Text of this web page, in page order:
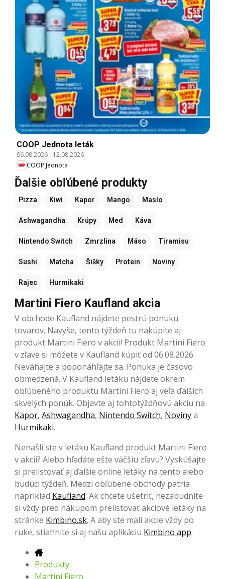
COOP Jednota leták
06.08.2026- 12.08.2026
COOP Jednota
Ďalšie obľúbené produkty
Pizza Kiwi Kapor Mango Maslo
Ashwagandha Krúpy Med Káva
Nintendo Switch Zmrzlina Mäso Tiramisu
Sushi Matcha Šišky Protein Noviny
Rajec Hurmikaki
Martini Fiero Kaufland akcia
V obchode Kaufland nájdete pestrú ponuku
tovarov. Navyše, tento týždeň tu nakúpite aj
produkt Martini Fiero v akcii! Produkt Martini Fiero
v zľave si môžete v Kaufland kúpiť od 06.08.2026.
Neváhajte a poponáhľajte sa. Ponuka je časovo
obmedzená. V Kaufland letáku nájdete okrem
obľúbeného produktu Martini Fiero aj veľa ďalších
skvelých ponúk. Objavte aj tohtotýždňovú akciu na
Kapor, Ashwagandha, Nintendo Switch, Novinya
Hurmikaki.
Nenašli ste v letáku Kaufland produkt Martini Fiero
v akcii? Alebo hľadáte ešte väčšiu zľavu? Vyskúšajte
si prelistovať aj ďalšie online letáky na tento alebo
budúci týždeň. Medzi obľúbené obchody patria
napríklad Kaufland. Ak chcete ušetriť, nezabudnite
si vždy pred nákupom prelistovať akciové letáky na
stránke Kimbino.sk. A aby ste mali akcie vždy po
ruke, stiahnite si aj našu aplikáciu Kimbino app.
Produkty
Martini Fiero